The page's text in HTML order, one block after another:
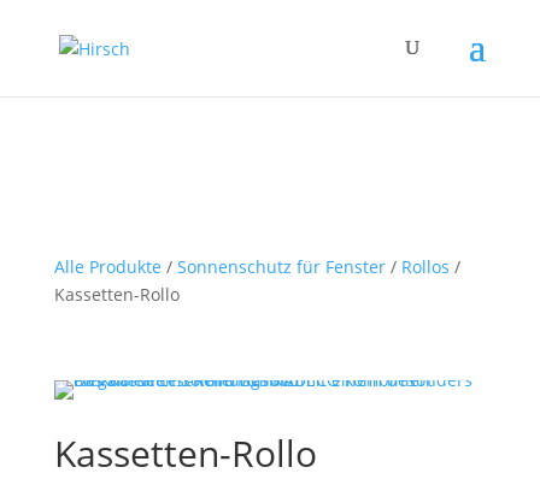
Alle Produkte / Sonnenschutz für Fenster/ Rollos /
Kassetten-Rollo
Kassetten-Rollo